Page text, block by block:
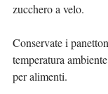
zucchero a velo.
Conservate i
temperatura
per alimenti.